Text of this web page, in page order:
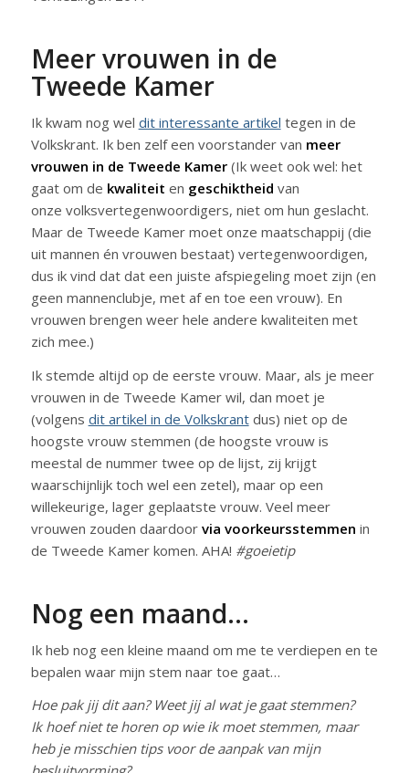
Meer vrouwen in de
Tweede Kamer
Ik kwam nog wel dit interessante artikel tegen in de
Volkskrant. Ik ben zelf een voorstander van meer
vrouwen in de Tweede Kamer(Ik weet ook wel: het
gaat om de kwaliteit en geschiktheid van
onze volksvertegenwoordigers, niet om hun geslacht.
Maar de Tweede Kamer moet onze maatschappij (die
uit mannen én vrouwen bestaat) vertegenwoordigen,
dus ik vind dat dat een juiste afspiegeling moet zijn (en
geen mannenclubje, met af en toe een vrouw). En
vrouwen brengen weer hele andere kwaliteiten met
zich mee.)
Ik stemde altijd op de eerste vrouw. Maar, als je meer
vrouwen in de Tweede Kamer wil, dan moet je
(volgens dit artikel in de Volkskrantdus) niet op de
hoogste vrouw stemmen (de hoogste vrouw is
meestal de nummer twee op de lijst, zij krijgt
waarschijnlijk toch wel een zetel), maar op een
willekeurige, lager geplaatste vrouw. Veel meer
vrouwen zouden daardoor via voorkeursstemmen in
de Tweede Kamer komen. AHA! #goeietip
Nog een maand…
Ik heb nog een kleine maand om me te verdiepen en te
bepalen waar mijn stem naar toe gaat…
Hoe pak jij dit aan? Weet jij al wat je gaat stemmen?
Ik hoef niet te horen op wie ik moet stemmen, maar
heb je misschien tips voor de aanpak van mijn